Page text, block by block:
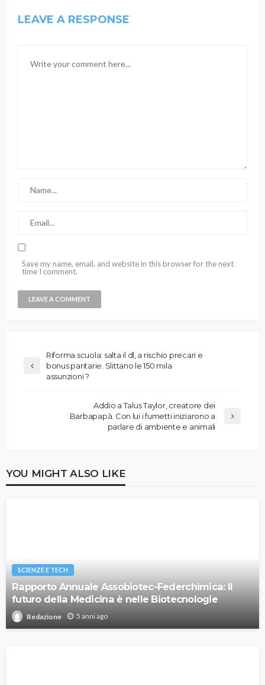
LEAVE A RESPONSE
Save my name, email, and website in this browser for the next
time I comment.
Riforma scuola: salta il dl, a rischio precari e
bonus paritarie. Slittano le 150 mila
assunzioni ?
Addio a Talus Tay­lor, creatore dei
Barbapapà. Con lui i fumetti iniziarono a
parlare di ambiente e animali
YOU MIGHT ALSO LIKE
SCIENZE E TECH
Rapporto Annuale Assobiotec-Federchimica: Il
futuro della Medicina è nelle Biotecnologie
Redazione 5 anni ago